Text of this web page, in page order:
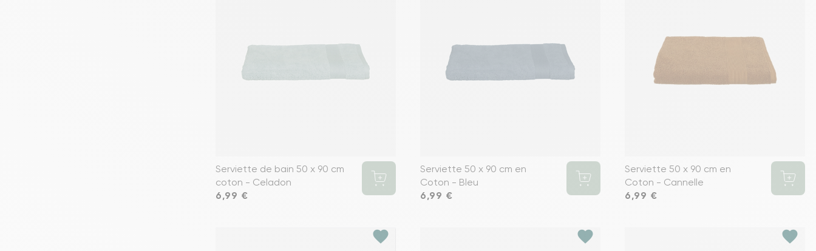
Serviette de bain 50 x 90 cm
coton - Celadon
Prix
6,99 €
Serviette 50 x 90 cm en
Coton - Bleu
Prix
6,99 €
Serviette 50 x 90 cm en
Coton - Cannelle
Prix
6,99 €
favorite favorite favorite